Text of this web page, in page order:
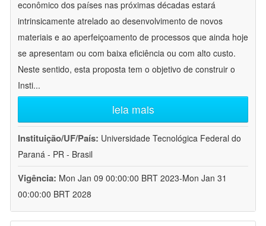
econômico dos países nas próximas décadas estará
intrinsicamente atrelado ao desenvolvimento de novos
materiais e ao aperfeiçoamento de processos que ainda hoje
se apresentam ou com baixa eficiência ou com alto custo.
Neste sentido, esta proposta tem o objetivo de construir o
Insti...
leia mais
Instituição/UF/País: Universidade Tecnológica Federal do
Paraná - PR - Brasil
Vigência: Mon Jan 09 00:00:00 BRT 2023-Mon Jan 31
00:00:00 BRT 2028